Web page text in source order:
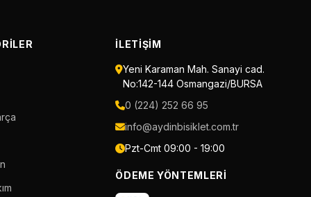
İLETIŞIM
Yeni Karaman Mah. Sanayi cad.
No:142-144 Osmangazi/BURSA
0 (224) 252 66 95
info@aydinbisiklet.com.tr
Pzt-Cmt 09:00 - 19:00
ÖDEME YÖNTEMLERI